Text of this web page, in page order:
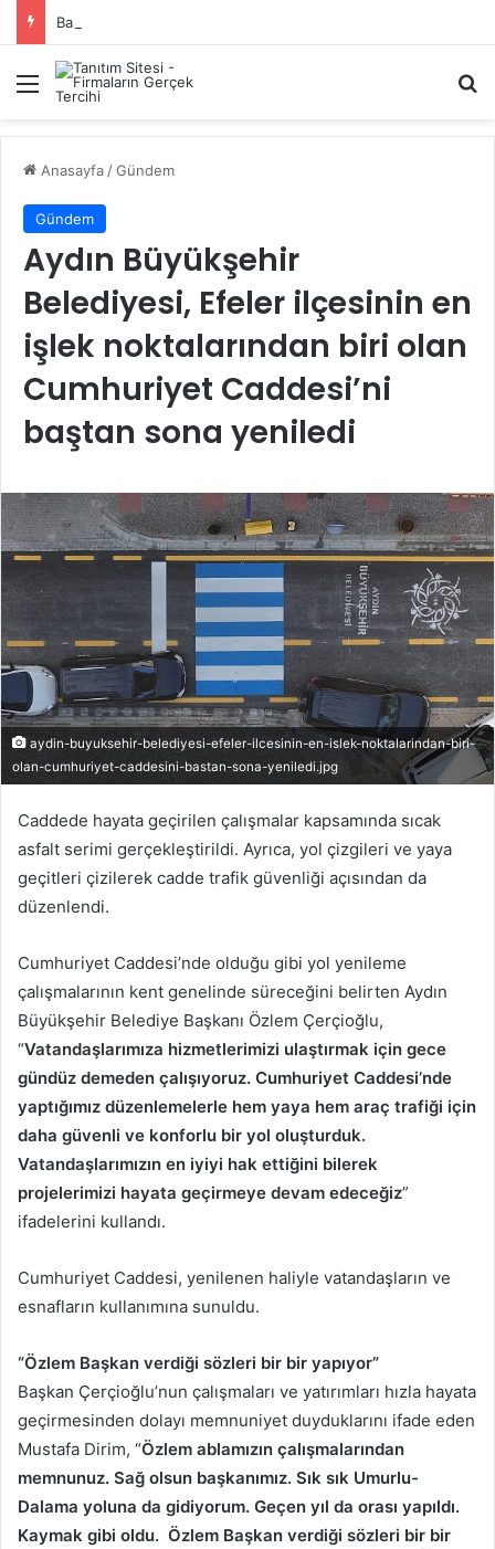
Başiskele Acil Çilingir Hizmeti İçin Doğru Adres Neresi?
Menü
Anasayfa /Gündem
Gündem
Aydın Büyükşehir
Belediyesi, Efeler ilçesinin en
işlek noktalarından biri olan
Cumhuriyet Caddesi’ni
baştan sona yeniledi
aydin-buyuksehir-belediyesi-efeler-ilcesinin-en-islek-noktalarindan-biri-
olan-cumhuriyet-caddesini-bastan-sona-yeniledi.jpg
Caddede hayata geçirilen çalışmalar kapsamında sıcak
asfalt serimi gerçekleştirildi. Ayrıca, yol çizgileri ve yaya
geçitleri çizilerek cadde trafik güvenliği açısından da
düzenlendi.
Cumhuriyet Caddesi’nde olduğu gibi yol yenileme
çalışmalarının kent genelinde süreceğini belirten Aydın
Büyükşehir Belediye Başkanı Özlem Çerçioğlu,
“Vatandaşlarımıza hizmetlerimizi ulaştırmak için gece
gündüz demeden çalışıyoruz. Cumhuriyet Caddesi’nde
yaptığımız düzenlemelerle hem yaya hem araç trafiği için
daha güvenli ve konforlu bir yol oluşturduk.
Vatandaşlarımızın en iyiyi hak ettiğini bilerek
projelerimizi hayata geçirmeye devam edeceğiz”
ifadelerini kullandı.
Cumhuriyet Caddesi, yenilenen haliyle vatandaşların ve
esnafların kullanımına sunuldu.
“Özlem Başkan verdiği sözleri bir bir yapıyor”
Başkan Çerçioğlu’nun çalışmaları ve yatırımları hızla hayata
geçirmesinden dolayı memnuniyet duyduklarını ifade eden
Mustafa Dirim, “Özlem ablamızın çalışmalarından
memnunuz. Sağ olsun başkanımız. Sık sık Umurlu-
Dalama yoluna da gidiyorum. Geçen yıl da orası yapıldı.
Kaymak gibi oldu. Özlem Başkan verdiği sözleri bir bir